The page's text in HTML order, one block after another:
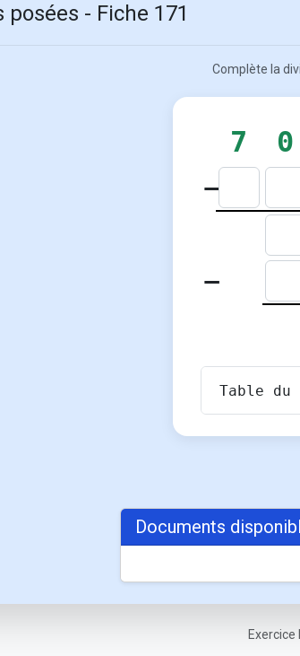
posées - Fiche 171
Complète la
−
−
7 0
Table
Documents
Exercice